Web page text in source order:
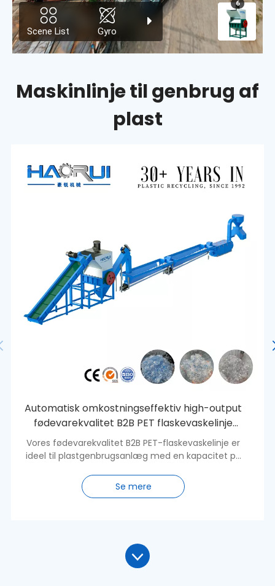
Maskinlinje til genbrug af
plast
Automatisk omkostningseffektiv high-output
fødevarekvalitet B2B PET flaskevaskelinje
med varm vask
Vores fødevarekvalitet B2B PET-flaskevaskelinje er
ideel til plastgenbrugsanlæg med en kapacitet på
designet til PET-flasker og er velegnet til
fødevarekvalitet.
Se mere